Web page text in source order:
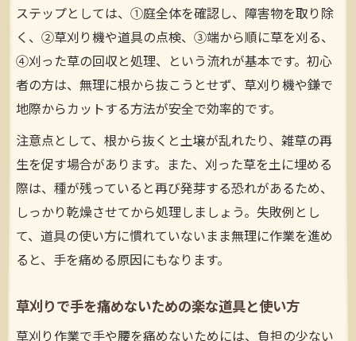
ステップとしては、①庭全体を確認し、障害物を取り除
く、②草刈り機や道具の点検、③端から順に草を刈る、
④刈った草の回収と処理、という流れが基本です。初心
者の方は、無理に根から抜こうとせず、草刈り機や鎌で
地際からカットする方法が安全で効率的です。
注意点として、根から抜くと土壌が乱れたり、雑草の再
生を促す場合があります。また、刈った草を土に埋める
際は、種が残っていると再び発芽する恐れがあるため、
しっかり乾燥させてから処理しましょう。失敗例とし
て、道具の使い方に慣れていないまま無理に作業を進め
ると、手を痛める原因にもなります。
草刈りで手を痛めないための楽な道具と使い方